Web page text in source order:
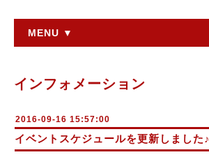
MENU ▼
インフォメーション
2016-09-16 15:57:00
イベントスケジュールを更新しました♪